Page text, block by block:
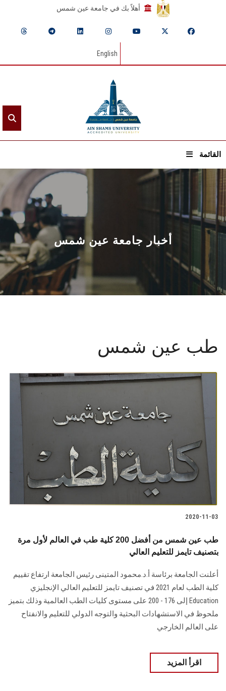
أهلاً بك في جامعة عين شمس
English
القائمة
الرئيسيـة
عن الجامعة
القطاعـات
الشئون الأكاديمية
البحث العلمي
الأنظمة الذكية
الإعلام
هيئة التدريس
الخريجين
الموظفون
الزائـرون
أخبار جامعة عين شمس
طب عين شمس
2020-11-03
طب عين شمس من أفضل 200 كلية طب في العالم لأول مرة
بتصنيف تايمز للتعليم العالي
أعلنت الجامعة برئاسة أ.د.محمود المتينى رئيس الجامعة ارتفاع تقييم
كلية الطب لعام 2021 في تصنيف تايمز للتعليم العالي الإنجليزي
Education إلى 176 - 200 على مستوى كليات الطب العالمية وذلك بتميز
ملحوظ في الاستشهادات البحثية والتوجه الدولي للتعليم والانفتاح
على العالم الخارجي
اقرأ المزيد